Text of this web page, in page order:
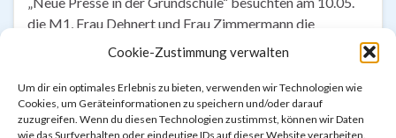
Cookie-Zustimmung verwalten
Um dir ein optimales Erlebnis zu bieten, verwenden wir Technologien wie
Cookies, um Geräteinformationen zu speichern und/oder darauf
zuzugreifen. Wenn du diesen Technologien zustimmst, können wir Daten
wie das Surfverhalten oder eindeutige IDs auf dieser Website verarbeiten.
die M1, Frau Dehnert und Frau Zimmermann die
Großbaustelle Langenhagen/ Wiesenau auf der
Wohnhäuser der KSG gebaut werden. Momentan
befinden sich diese noch im Rohbau. Zunächst gab es
eine Sicherheitseinweisung und Schutzmaterial, bevor
eine Begehung des Baugeländes startete. Dem …